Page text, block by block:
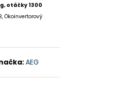
otáčky 1300
Ökoinvertorový
AEG